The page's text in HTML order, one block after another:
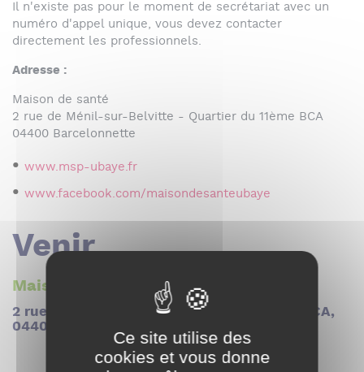
Il n'existe pas pour le moment de secrétariat avec un
numéro d'appel unique, vous devez contacter
directement les professionnels.
Adresse :
Maison de santé
2 rue de Ménil-sur-Belvitte - Quartier du 11ème BCA
04400 Barcelonnette
www.msp-ubaye.fr
www.facebook.com/maisondesanteubaye
Venir
Maison de santé
2 rue de Ménil-sur-Belvitte Quartier du 11 BCA,
04400 Barcelonnette
Ce site utilise des
cookies et vous donne